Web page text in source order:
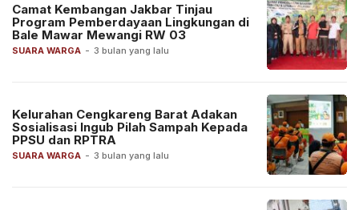
SUARA WARGA - 3 bulan yang lalu
Camat Kembangan Jakbar Tinjau
Program Pemberdayaan Lingkungan di
Bale Mawar Mewangi RW 03
SUARA WARGA - 3 bulan yang lalu
Kelurahan Cengkareng Barat Adakan
Sosialisasi Ingub Pilah Sampah Kepada
PPSU dan RPTRA